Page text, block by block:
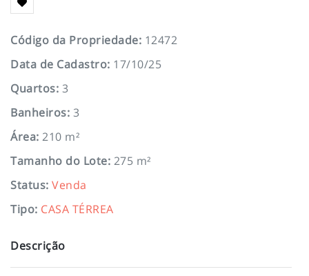
Código da Propriedade: 12472
Data de Cadastro: 17/10/25
Quartos: 3
Banheiros: 3
Área: 210 m²
Tamanho do Lote: 275 m²
Status: Venda
Tipo: CASA TÉRREA
Descrição